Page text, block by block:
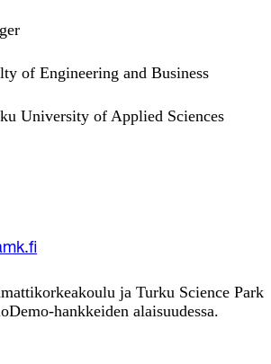
of Engineering and Business
University of Applied Sciences
ja Turku Science Park
hankkeiden alaisuudessa.